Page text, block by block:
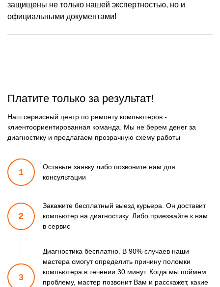
защищены не только нашей экспертностью, но и
официальными документами!
Платите только за результат!
Наш сервисный центр по ремонту компьютеров -
клиентоориентированная команда. Мы не берем денег за
диагностику и предлагаем прозрачную схему работы
1
Оставьте заявку либо позвоните нам для
консультации
2
Закажите бесплатный выезд курьера. Он доставит
компьютер на диагностику. Либо приезжайте к нам
в сервис
3
Диагностика бесплатно. В 90% случаев наши
мастера смогутопределить причину поломки
компьютера в течении 30 минут. Когда мы поймем
проблему, мастер позвонит Вам и расскажет, какие